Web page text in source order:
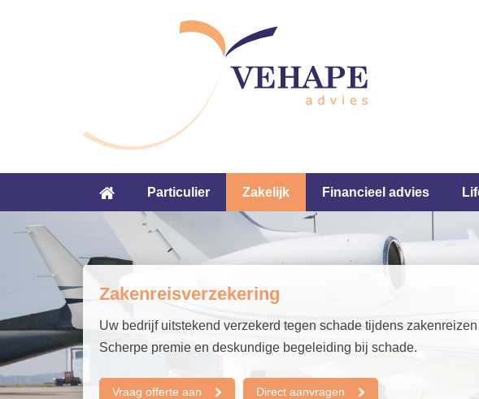
Particulier Zakelijk Financieel advies
Zakenreisverzekering
Uw bedrijf uitstekend verzekerd tegen schade tijdens
Scherpe premie en deskundige begeleiding bij schade.
Vraag offerte aan Direct aanvragen